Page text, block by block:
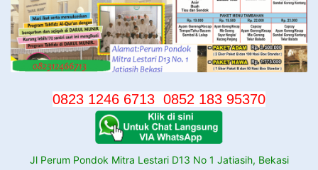
0823 1246 6713 0852 183 95370
Jl Perum Pondok Mitra Lestari D13 No 1 Jatiasih, Bekasi